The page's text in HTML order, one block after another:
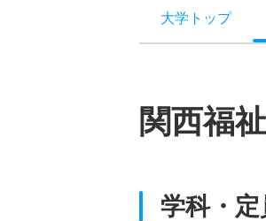
大学トップ
関西福
学科・